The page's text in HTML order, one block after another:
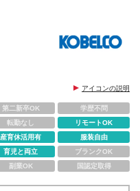
アイコンの説明
第二新卒OK
学歴不問
転勤なし
リモートOK
産育休活用有
服装自由
育児と両立
ブランクOK
副業OK 国認定取得